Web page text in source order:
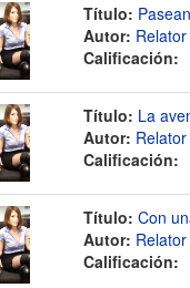
Título:
Autor:
Calificación:
Título: La
Autor:
Calificación:
Título: Con
Autor:
Calificación: